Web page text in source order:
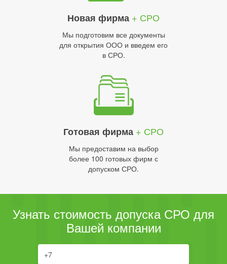
Новая фирма + СРО
Мы подготовим все документы
для открытия ООО и введем его
в СРО.
Готовая фирма + СРО
Мы предоставим на выбор
более 100 готовых фирм с
допуском СРО.
Узнать стоимость допуска СРО для
Вашей компании